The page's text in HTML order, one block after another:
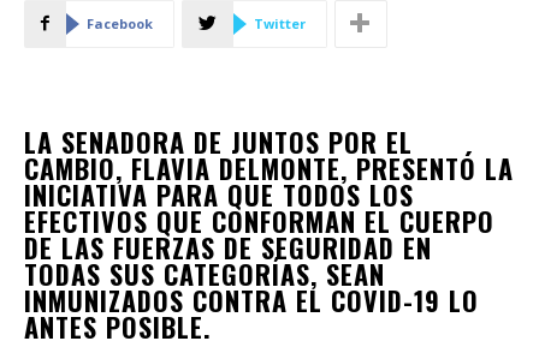
Facebook Twitter
LA SENADORA DE JUNTOS POR EL
CAMBIO, FLAVIA DELMONTE, PRESENTÓ LA
INICIATIVA PARA QUE TODOS LOS
EFECTIVOS QUE CONFORMAN EL CUERPO
DE LAS FUERZAS DE SEGURIDAD EN
TODAS SUS CATEGORÍAS, SEAN
INMUNIZADOS CONTRA EL COVID-19 LO
ANTES POSIBLE.